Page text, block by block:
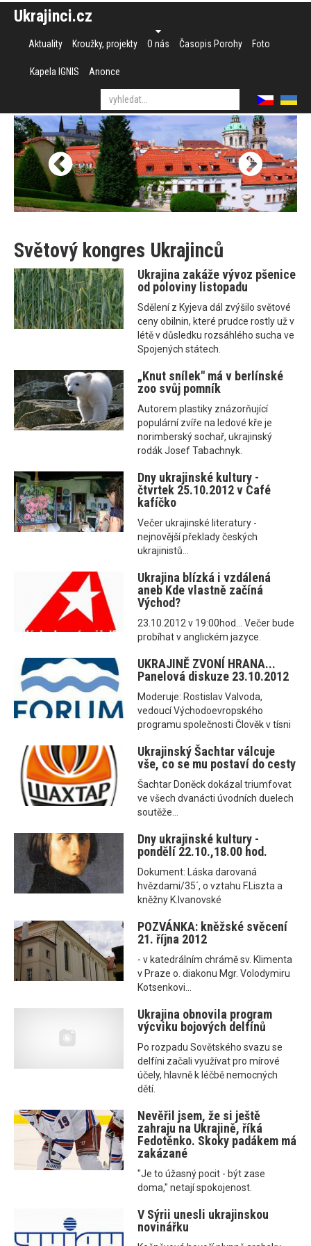
Ukrajinci.cz
Aktuality Kroužky, projekty O nás Časopis Porohy Foto
Kapela IGNIS Anonce
Světový kongres Ukrajinců
Ukrajina zakáže vývoz pšenice
od poloviny listopadu
Sdělení z Kyjeva dál zvýšilo světové
ceny obilnin, které prudce rostly už v
létě v důsledku rozsáhlého sucha ve
Spojených státech.
„Knut snílek" má v berlínské
zoo svůj pomník
Autorem plastiky znázorňující
populární zvíře na ledové kře je
norimberský sochař, ukrajinský
rodák Josef Tabachnyk.
Dny ukrajinské kultury -
čtvrtek 25.10.2012 v Café
kafíčko
Večer ukrajinské literatury -
nejnovější překlady českých
ukrajinistů...
Ukrajina blízká i vzdálená
aneb Kde vlastně začíná
Východ?
23.10.2012 v 19:00hod... Večer bude
probíhat v anglickém jazyce.
UKRAJINĚ ZVONÍ HRANA...
Panelová diskuze 23.10.2012
Moderuje: Rostislav Valvoda,
vedoucí Východoevropského
programu společnosti Člověk v tísni
Ukrajinský Šachtar válcuje
vše, co se mu postaví do cesty
Šachtar Doněck dokázal triumfovat
ve všech dvanácti úvodních duelech
soutěže...
Dny ukrajinské kultury -
pondělí 22.10.,18.00 hod.
Dokument: Láska darovaná
hvězdami/35´, o vztahu F.Liszta a
kněžny K.Ivanovské
POZVÁNKA: kněžské svěcení
21. října 2012
- v katedrálním chrámě sv. Klimenta
v Praze o. diakonu Mgr. Volodymiru
Kotsenkovi...
Ukrajina obnovila program
výcviku bojových delfínů
Po rozpadu Sovětského svazu se
delfíni začali využívat pro mírové
účely, hlavně k léčbě nemocných
dětí.
Nevěřil jsem, že si ještě
zahraju na Ukrajině, říká
Fedotěnko. Skoky padákem má
zakázané
"Je to úžasný pocit - být zase
doma," netají spokojenost.
V Sýrii unesli ukrajinskou
novinářku